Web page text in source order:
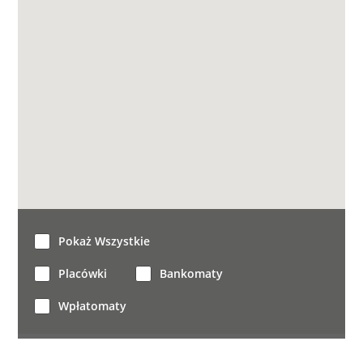
Pokaż Wszystkie
Placówki Bankomaty
Wpłatomaty